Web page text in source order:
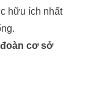
hữu ích nhất
cơ sở